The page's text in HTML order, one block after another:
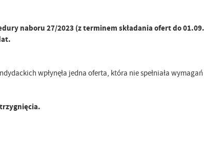
naboru 27/2023 (z terminem składania ofert do
wpłynęła jedna oferta, która nie spełniała